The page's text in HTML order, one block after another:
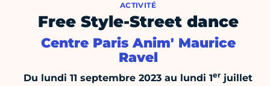
ACTIVITÉ
Free Style-Street dance
Centre Paris Anim' Maurice
Ravel
Du lundi 11 septembre 2023 au lundi 1er juillet